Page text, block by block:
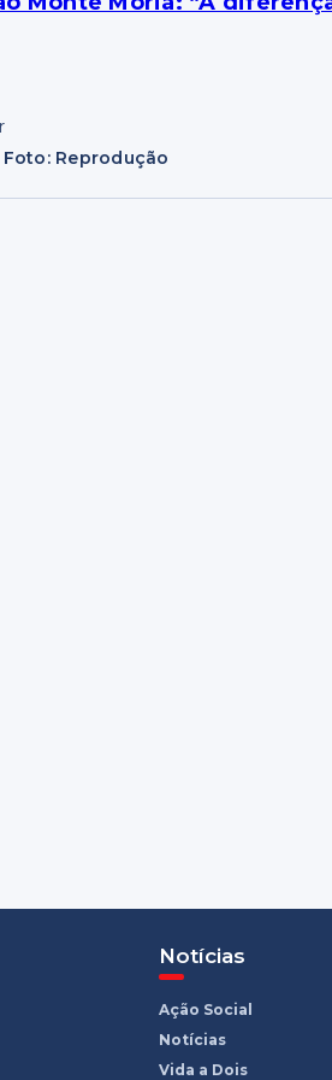
Reprodução
Notícias
Ação Social
Notícias
Vida a Dois